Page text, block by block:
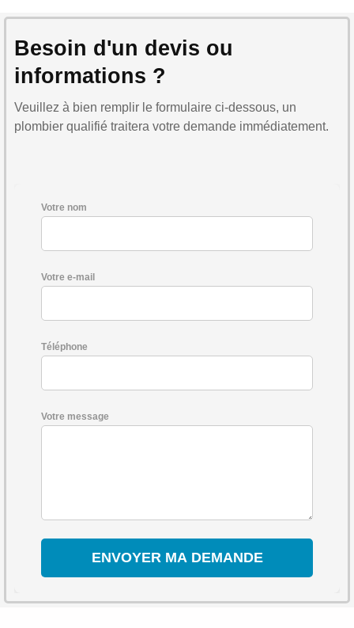
Besoin d'un devis ou
informations ?
Veuillez à bien remplir le formulaire ci-dessous, un
plombier qualifié traitera votre demande immédiatement.
Votre nom
Votre e-mail
Téléphone
Votre message